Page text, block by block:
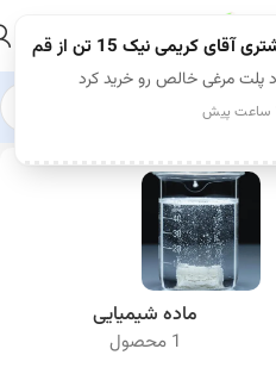
ماده شیمیایی
1 محصول
آقای کریمی نیک 15 تن از قم
پلت مرغی خالص رو خرید کرد